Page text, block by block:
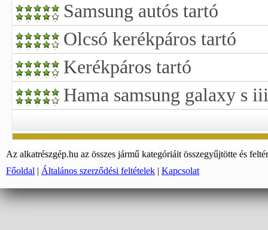
Samsung autós tartó
Olcsó kerékpáros tartó
Kerékpáros tartó
Hama samsung galaxy s
Az alkatrészgép.hu az összes jármű kategóriáit összegyűjtötte és
Főoldal | Általános szerződési feltételek | Kapcsolat